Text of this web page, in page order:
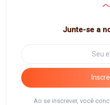
Junte-se a
Ao se inscrever, você